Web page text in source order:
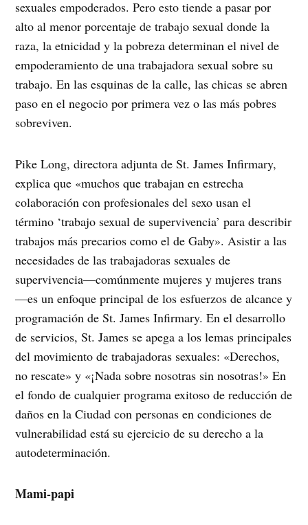
sexuales empoderados. Pero esto tiende a pasar por
alto al menor porcentaje de trabajo sexual donde la
raza, la etnicidad y la pobreza determinan el nivel de
empoderamiento de una trabajadora sexual sobre su
trabajo. En las esquinas de la calle, las chicas se abren
paso en el negocio por primera vez o las más pobres
sobreviven.
Pike Long, directora adjunta de St. James Infirmary,
explica que «muchos que trabajan en estrecha
colaboración con profesionales del sexo usan el
término ‘trabajo sexual de supervivencia’ para describir
trabajos más precarios como el de Gaby». Asistir a las
necesidades de las trabajadoras sexuales de
supervivencia—comúnmente mujeres y mujeres trans
—es un enfoque principal de los esfuerzos de alcance y
programación de St. James Infirmary. En el desarrollo
de servicios, St. James se apega a los lemas principales
del movimiento de trabajadoras sexuales: «Derechos,
no rescate» y «¡Nada sobre nosotras sin nosotras!» En
el fondo de cualquier programa exitoso de reducción de
daños en la Ciudad con personas en condiciones de
vulnerabilidad está su ejercicio de su derecho a la
autodeterminación.
Mami-papi